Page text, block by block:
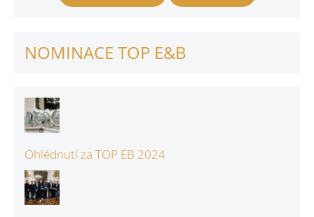
NOMINACE TOP E&B
Ohlédnutí za TOP EB 2024